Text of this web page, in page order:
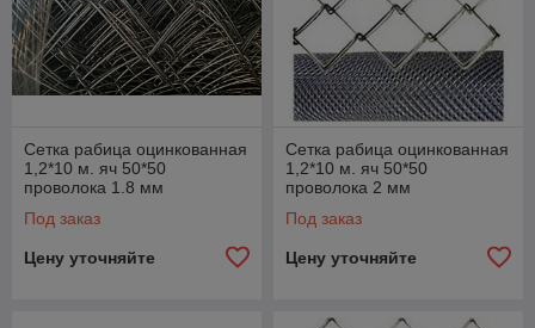
Сетка рабица оцинкованная
1,2*10 м. яч 50*50
проволока 1.8 мм
Под заказ
Цену уточняйте
Сетка рабица оцинкованная
1,2*10 м. яч 50*50
проволока 2 мм
Под заказ
Цену уточняйте